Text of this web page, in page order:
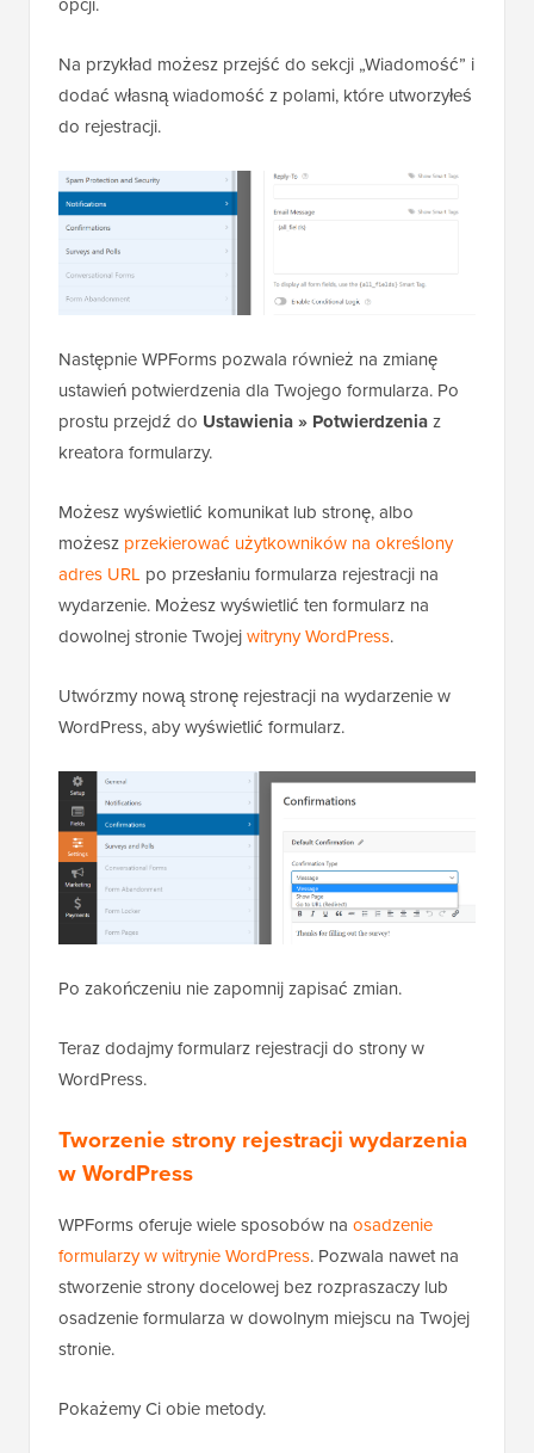
Na przykład możesz przejść do sekcji „Wiadomość” i
dodać własną wiadomość z polami, które utworzyłeś
do rejestracji.
Następnie WPForms pozwala również na zmianę
ustawień potwierdzenia dla Twojego formularza. Po
prostu przejdź do Ustawienia » Potwierdzeniaz
kreatora formularzy.
Możesz wyświetlić komunikat lub stronę, albo
możesz przekierować użytkowników na określony
adres URL po przesłaniu formularza rejestracji na
wydarzenie. Możesz wyświetlić ten formularz na
dowolnej stronie Twojejwitryny WordPress.
Utwórzmy nową stronę rejestracji na wydarzenie w
WordPress, aby wyświetlić formularz.
Po zakończeniu nie zapomnij zapisać zmian.
Teraz dodajmy formularz rejestracji do strony w
WordPress.
Tworzenie strony rejestracji wydarzenia
w WordPress
WPForms oferuje wiele sposobów na osadzenie
formularzy w witrynie WordPress. Pozwala nawet na
stworzenie strony docelowej bez rozpraszaczy lub
osadzenie formularza w dowolnym miejscu na Twojej
stronie.
Pokażemy Ci obie metody.